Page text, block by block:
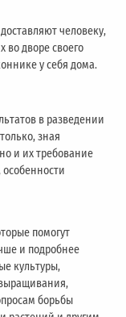
человеку,
во дворе своего
у себя дома.
в разведении
зная
и их требование
помогут
и подробнее
культуры,
борьбы